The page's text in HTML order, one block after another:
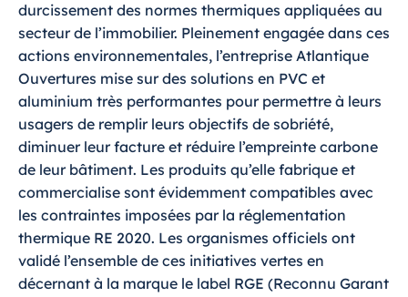
durcissement des normes thermiques appliquées au
secteur de l’immobilier. Pleinement engagée dans ces
actions environnementales, l’entreprise Atlantique
Ouvertures mise sur des solutions en PVC et
aluminium très performantes pour permettre à leurs
usagers de remplir leurs objectifs de sobriété,
diminuer leur facture et réduire l’empreinte carbone
de leur bâtiment. Les produits qu’elle fabrique et
commercialise sont évidemment compatibles avec
les contraintes imposées par la réglementation
thermique RE 2020. Les organismes officiels ont
validé l’ensemble de ces initiatives vertes en
décernant à la marque le label RGE (Reconnu Garant